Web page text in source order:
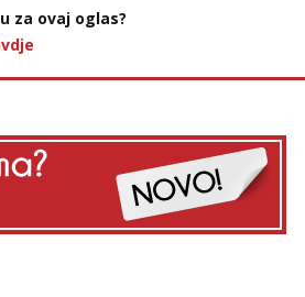
za ovaj oglas?